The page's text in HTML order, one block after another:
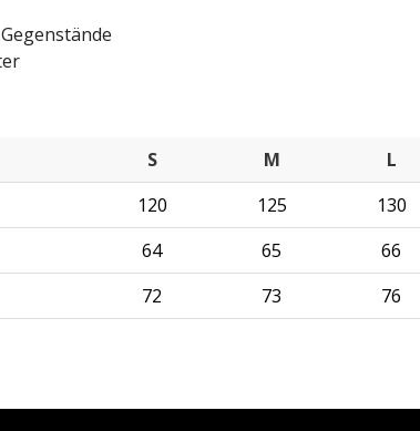
S M L
120 125 130
64 65 66
72 73 76